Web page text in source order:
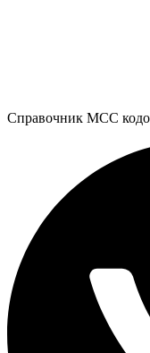
Справочник MCC